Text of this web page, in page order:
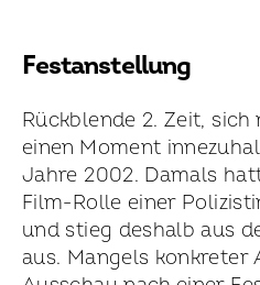
Festanstellung
Rückblende 2. Zeit,
einen Moment
Jahre 2002. Damals
Film-Rolle einer
und stieg deshalb aus
aus. Mangels konkreter